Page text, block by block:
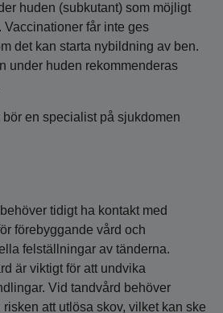
huden (subkutant) som möjligt
Vaccinationer får inte ges
det kan starta nybildning av ben.
under huden rekommenderas
en specialist på sjukdomen
tidigt ha kontakt med
förebyggande vård och
felställningar av tänderna.
är viktigt för att undvika
Vid tandvård behöver
att utlösa skov, vilket kan ske